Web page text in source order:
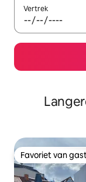
Vertrek
Favoriet van
Favoriet van